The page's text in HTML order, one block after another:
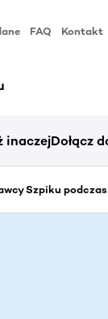
FAQ Kontakt
inaczejDołącz
Szpiku